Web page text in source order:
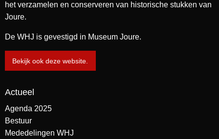
het verzamelen en conserveren van historische stukken van
Joure.
De WHJ is gevestigd in Museum Joure.
Bekijk ook deze website.
Actueel
Agenda 2025
Bestuur
Mededelingen WHJ